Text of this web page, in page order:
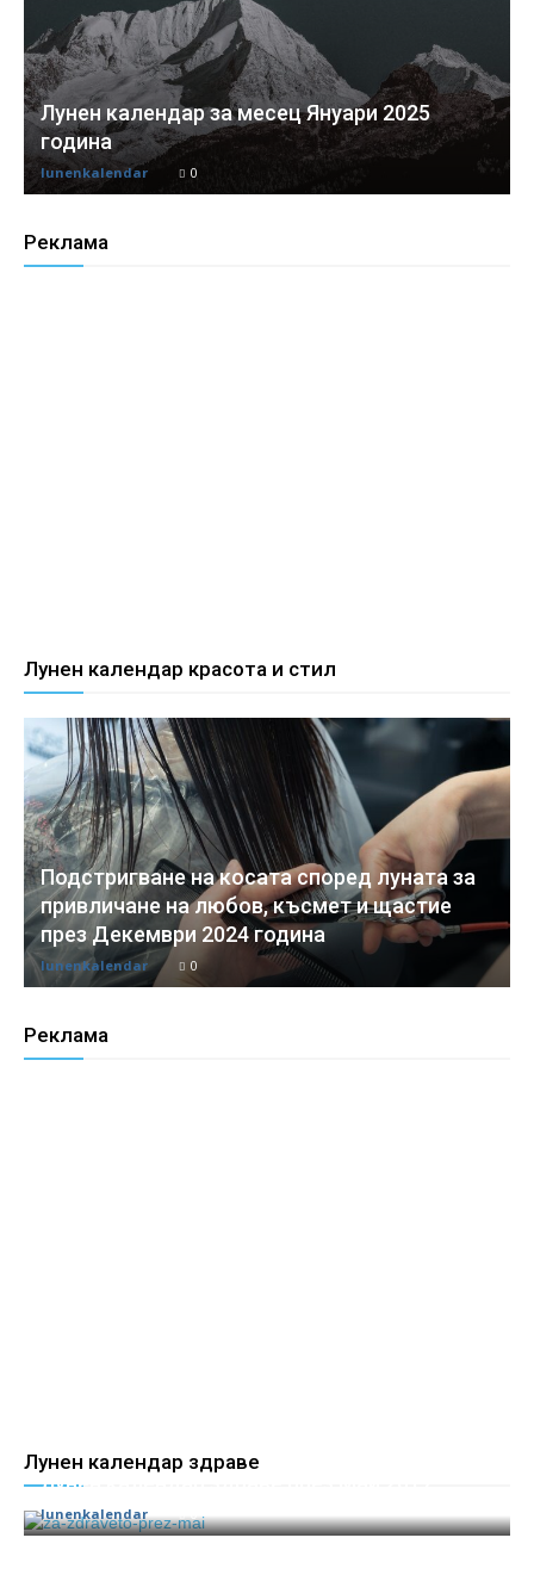
Лунен календар за месец Януари 2025
година
lunenkalendar 0
Реклама
Лунен календар красота и стил
Подстригване на косата според луната за
привличане на любов, късмет и щастие
през Декември 2024 година
lunenkalendar 0
Реклама
Лунен календар здраве
Лунен календар здраве през Май 2017
lunenkalendar